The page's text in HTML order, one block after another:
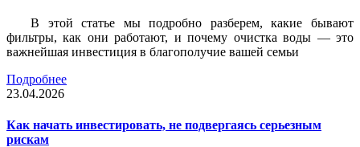
В этой статье мы подробно разберем, какие бывают
фильтры, как они работают, и почему очистка воды — это
важнейшая инвестиция в благополучие вашей семьи
Подробнее
23.04.2026
Как начать инвестировать, не подвергаясь серьезным
рискам